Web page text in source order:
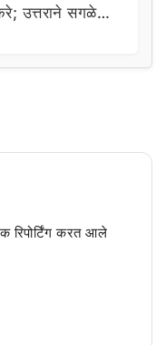
उत्तराने सगळेच
रिपोर्टिंग करत आले